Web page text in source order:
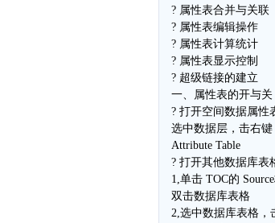
? 属性表合并与关联
? 属性表编辑操作
? 属性表计算统计
? 属性表显示控制
? 超级链接的建立
一、属性表的开与关
? 打开空间数据属性
选中数据层，击右键
Attribute Table
? 打开其他数据库表
1,单击 TOC的
双击数据库表格
2,选中数据库表格